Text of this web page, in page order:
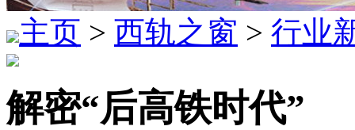
主页 > 西轨之窗 > 行业
解密“后高铁时代”